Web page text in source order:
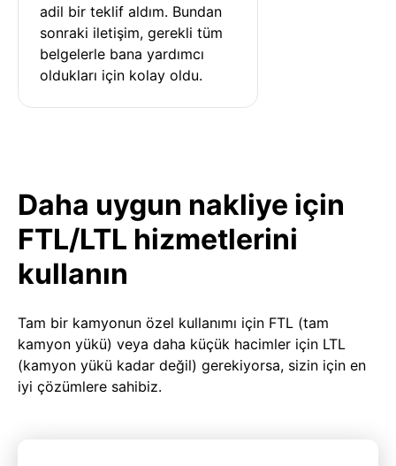
adil bir teklif aldım. Bundan
sonraki iletişim, gerekli tüm
belgelerle bana yardımcı
oldukları için kolay oldu.
Daha uygun nakliye için
FTL/LTL hizmetlerini
kullanın
Tam bir kamyonun özel kullanımı için FTL (tam
kamyon yükü) veya daha küçük hacimler için LTL
(kamyon yükü kadar değil) gerekiyorsa, sizin için en
iyi çözümlere sahibiz.